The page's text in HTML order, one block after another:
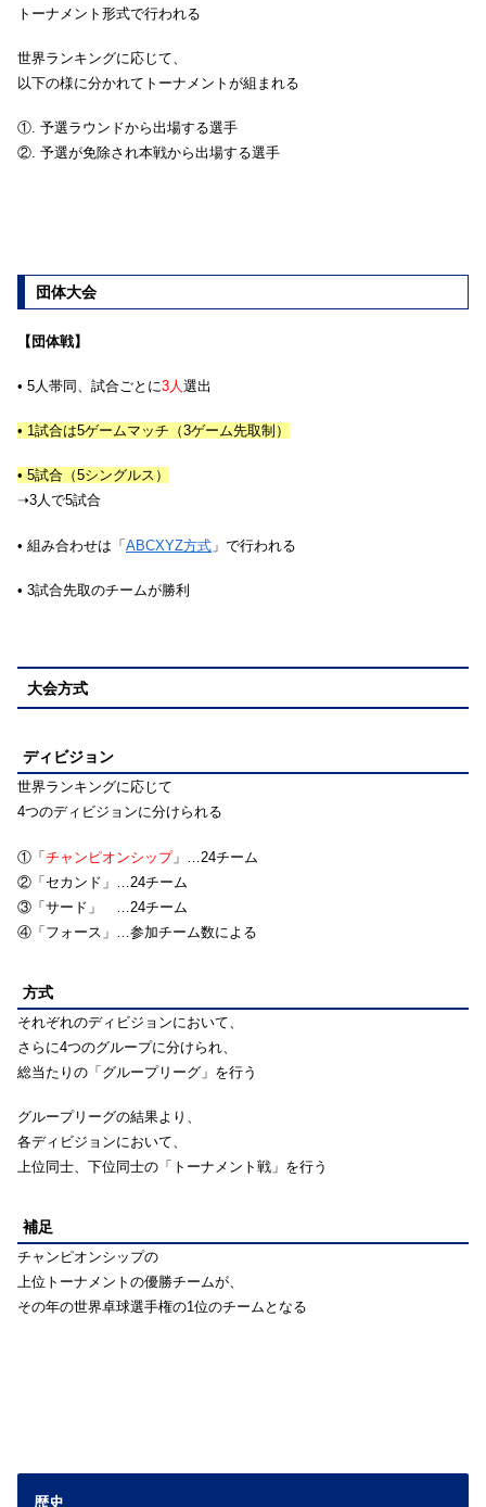
トーナメント形式で行われる
世界ランキングに応じて、
以下の様に分かれてトーナメントが組まれる
①. 予選ラウンドから出場する選手
②. 予選が免除され本戦から出場する選手
団体大会
【団体戦】
• 5人帯同、試合ごとに3人選出
• 1試合は5ゲームマッチ（3ゲーム先取制）
• 5試合（5シングルス）
➝3人で5試合
• 組み合わせは「ABCXYZ方式 」で行われる
• 3試合先取のチームが勝利
大会方式
ディビジョン
世界ランキングに応じて
4つのディビジョンに分けられる
①「チャンピオンシップ」…24チーム
②「セカンド」…24チーム
③「サード」 …24チーム
④「フォース」…参加チーム数による
方式
それぞれのディビジョンにおいて、
さらに4つのグループに分けられ、
総当たりの「グループリーグ」を行う
グループリーグの結果より、
各ディビジョンにおいて、
上位同士、下位同士の「トーナメント戦」を行う
補足
チャンピオンシップの
上位トーナメントの優勝チームが、
その年の世界卓球選手権の1位のチームとなる
歴史